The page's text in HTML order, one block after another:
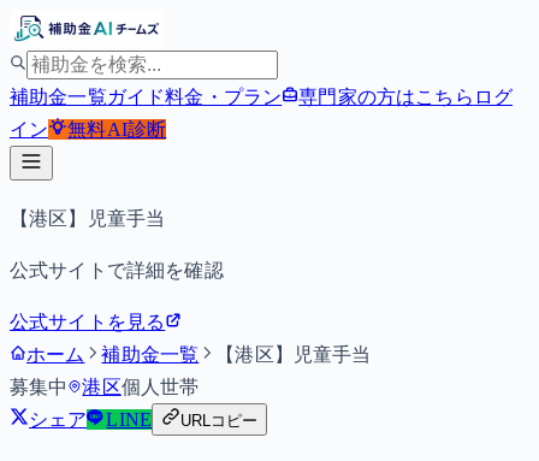
補助金一覧ガイド料金・プラン 専門家の方はこちら ログ
イン
無料AI診断
【港区】児童手当
公式サイトで詳細を確認
公式サイトを見る
ホーム
補助金一覧
【港区】児童手当
募集中
港区個人世帯
シェア
LINE URLコピー